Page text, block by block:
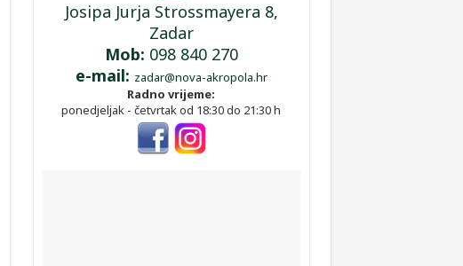
Josipa Jurja Strossmayera 8,
Zadar
Mob: 098 840 270
e-mail: zadar@nova-akropola.hr
Radno vrijeme:
ponedjeljak - četvrtak od 18:30 do 21:30 h